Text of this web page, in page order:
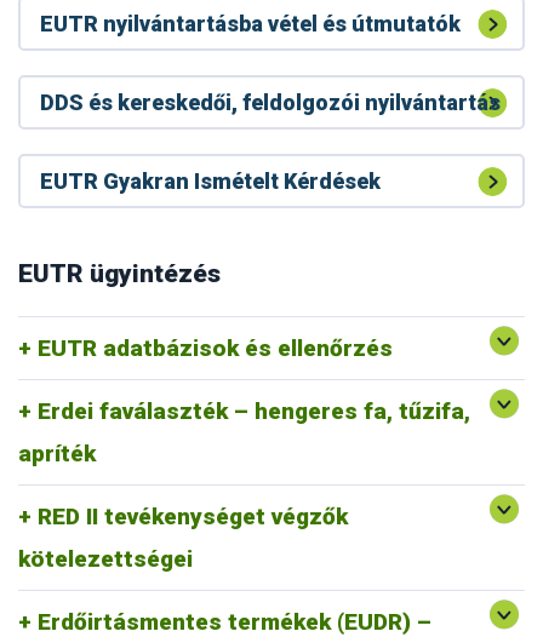
EUTR nyilvántartásba vétel és útmutatók
DDS és kereskedői, feldolgozói nyilvántartás
EUTR Gyakran Ismételt Kérdések
EUTR ügyintézés
EUTR adatbázisok és ellenőrzés
Erdei faválaszték – hengeres fa, tűzifa,
apríték
RED II tevékenységet végzők
kötelezettségei
célú felhasználása
Módosult a RED II készletek bejelentési felülete
RED II GYIK
Gyakran Ismételt kérdések RED II
Erdőirtásmentes termékek (EUDR) –